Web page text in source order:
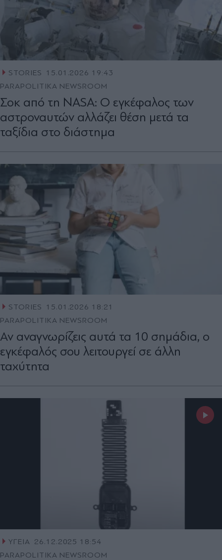
STORIES
15.01.2026 19:43
PARAPOLITIKA NEWSROOM
Σοκ από τη NASA: Ο εγκέφαλος των
αστροναυτών αλλάζει θέση μετά τα
ταξίδια στο διάστημα
STORIES
15.01.2026 18:21
PARAPOLITIKA NEWSROOM
Αν αναγνωρίζεις αυτά τα 10 σημάδια, ο
εγκέφαλός σου λειτουργεί σε άλλη
ταχύτητα
ΥΓΕΙΑ 26.12.2025 18:54
PARAPOLITIKA NEWSROOM